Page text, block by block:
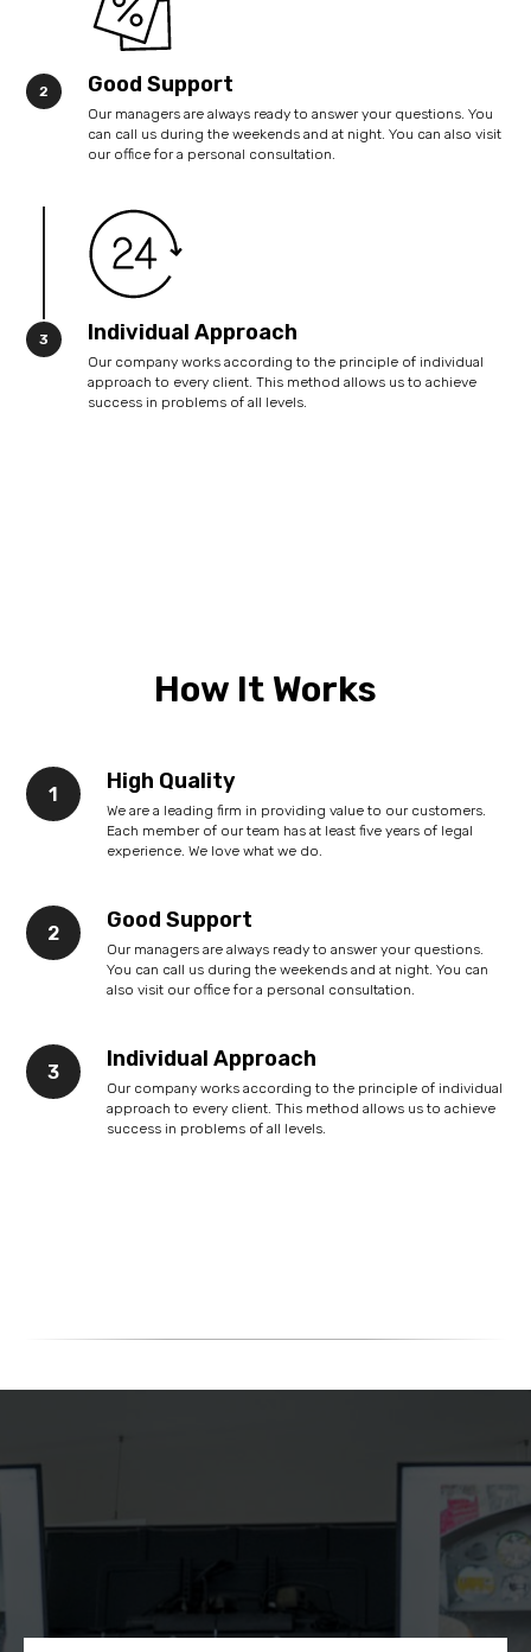
Good Support
Our managers are always ready to answer your questions. You
can call us during the weekends and at night. You can also visit
our office for a personal consultation.
Individual Approach
Our company works according to the principle of individual
approach to every client. This method allows us to achieve
success in problems of all levels.
How It Works
High Quality
We are a leading firm in providing value to our customers.
Each member of our team has at least five years of legal
experience. We love what we do.
Good Support
Our managers are always ready to answer your questions.
You can call us during the weekends and at night. You can
also visit our office for a personal consultation.
Individual Approach
Our company works according to the principle of individual
approach to every client. This method allows us to achieve
success in problems of all levels.